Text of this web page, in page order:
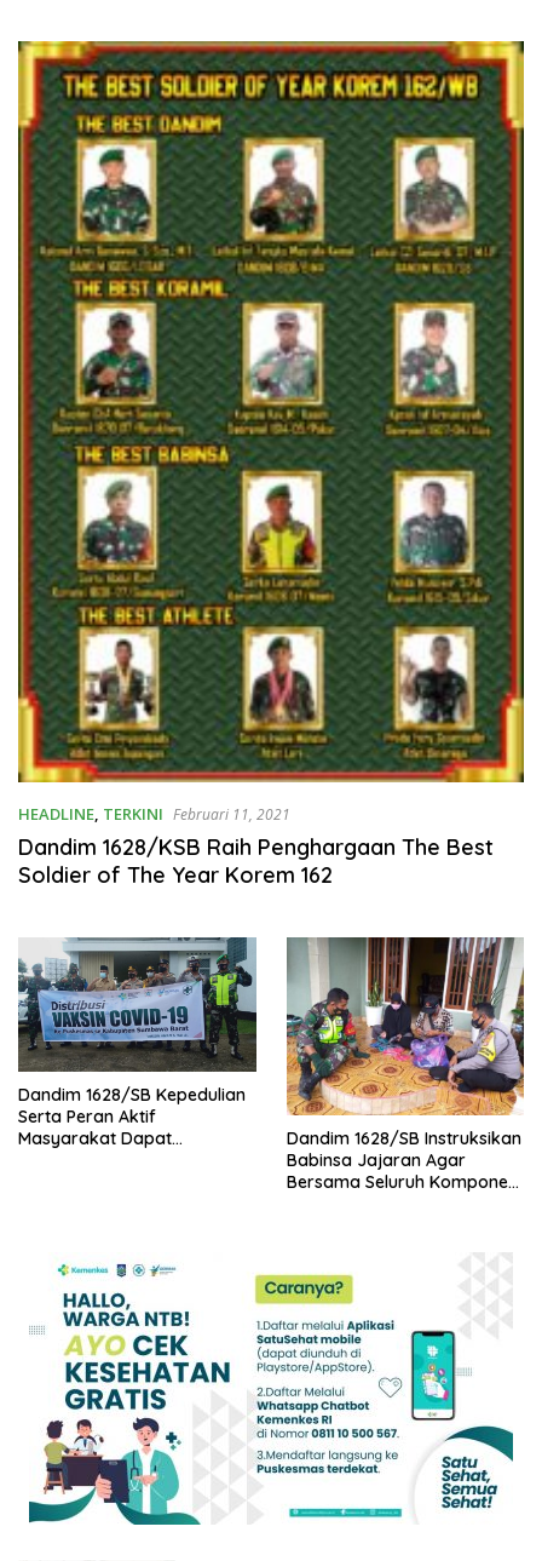
Kunjung Tuntas
HEADLINE TERKINI Februari 11, 2021
Dandim 1628/KSB Raih Penghargaan The Best
Soldier of The Year Korem 162
Dandim 1628/SB Kepedulian
Serta Peran Aktif
Masyarakat Dapat
Dandim 1628/SB Instruksikan
Babinsa Jajaran Agar
Bersama Seluruh Komponen